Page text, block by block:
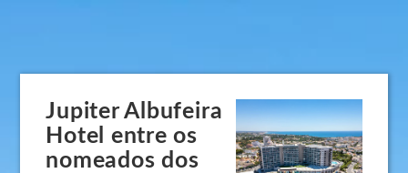
Jupiter Albufeira
Hotel entre os
nomeados dos